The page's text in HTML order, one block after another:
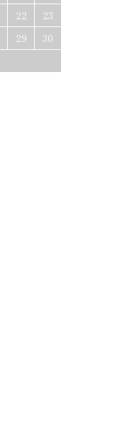
22
23
29
30